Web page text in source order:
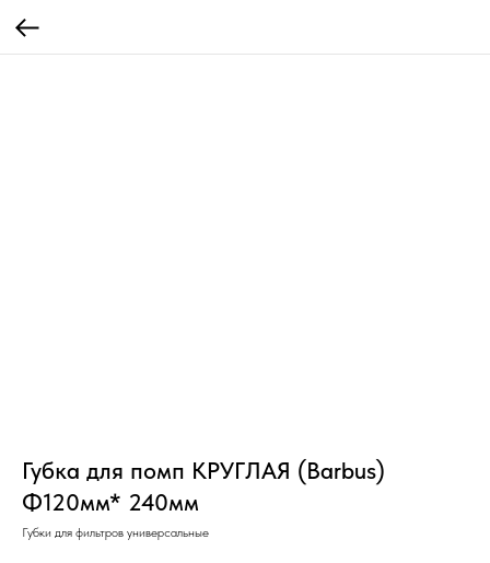
Губка для помп КРУГЛАЯ (Barbus)
Ф120мм* 240мм
Губки для фильтров универсальные